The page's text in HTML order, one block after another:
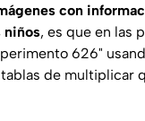
con
niños, es que en las
626"
de multiplicar